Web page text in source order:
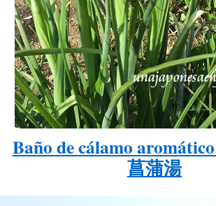
Baño de cálamo
菖蒲湯